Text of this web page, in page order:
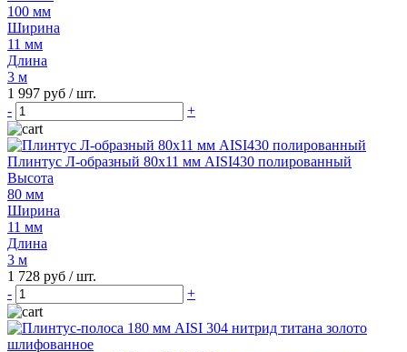
100 мм
Ширина
11 мм
Длина
3 м
1 997 руб / шт.
-
+
Плинтус Л-образный 80х11 мм AISI430 полированный
Высота
80 мм
Ширина
11 мм
Длина
3 м
1 728 руб / шт.
-
+